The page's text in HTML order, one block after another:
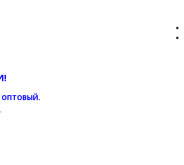
ОПТОВЫЙ.